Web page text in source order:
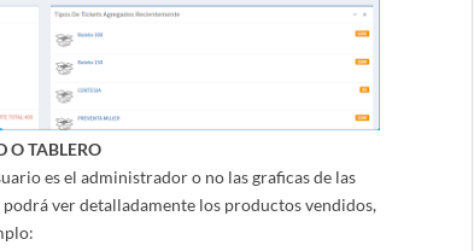
O TABLERO
es el administrador o no las graficas de las
ver detalladamente los productos vendidos,